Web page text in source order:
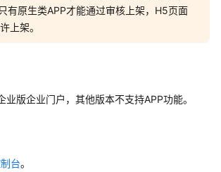
有原生类APP才能通过审核上架，H5页面
上架。
业版企业门户，其他版本不支持APP功能。
台。